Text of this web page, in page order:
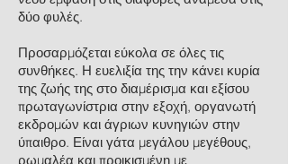
δύο φυλές.
Προσαρμόζεται εύκολα σε όλες τις
συνθήκες. Η ευελιξία της την κάνει κυρία
της ζωής της στο διαμέρισμα και εξίσου
πρωταγωνίστρια στην εξοχή, οργανωτή
εκδρομών και άγριων κυνηγιών στην
ύπαιθρο. Είναι γάτα μεγάλου μεγέθους,
ρωμαλέα και προικισμένη με